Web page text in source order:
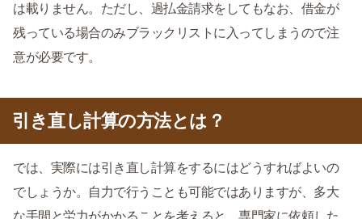
は載りません。ただし、過払金請求をしてもなお、借金が
残っている場合のみブラックリストに入ってしまうので注
意が必要です。
引き直し計算の方法とは？
では、実際には引き直し計算をするにはどうすればよいの
でしょうか。自力で行うことも可能ではありますが、多大
な手間と労力がかかることを考えると、専門家に依頼した